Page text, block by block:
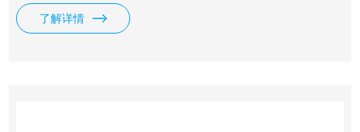
优势。 价格优: 我们直接从工厂拿报价，避开许多中间环节，
许多工厂给我们提供固定折扣，确保我们给客户惠的价格。
了解详情